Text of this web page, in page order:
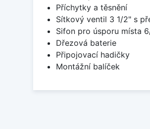
Příchytky a těsnění
Sítkový ventil 3 1/2" s
Sifon pro úsporu místa
Dřezová baterie
Připojovací hadičky
Montážní balíček